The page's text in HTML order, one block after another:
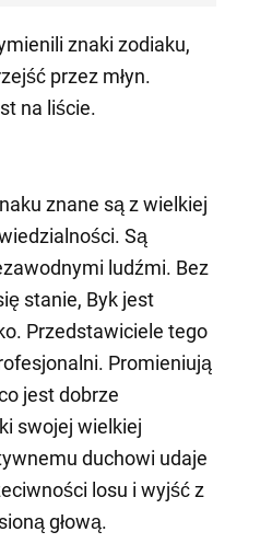
znaki zodiaku,
przez młyn.
na liście.
znane są z wielkiej
Są
ludźmi. Bez
stanie, Byk jest
Przedstawiciele tego
Promieniują
jest dobrze
swojej wielkiej
duchowi udaje
losu i wyjść z
głową.